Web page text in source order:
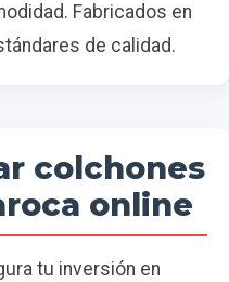
Fabricados en
de calidad.
colchones
online
tu inversión en